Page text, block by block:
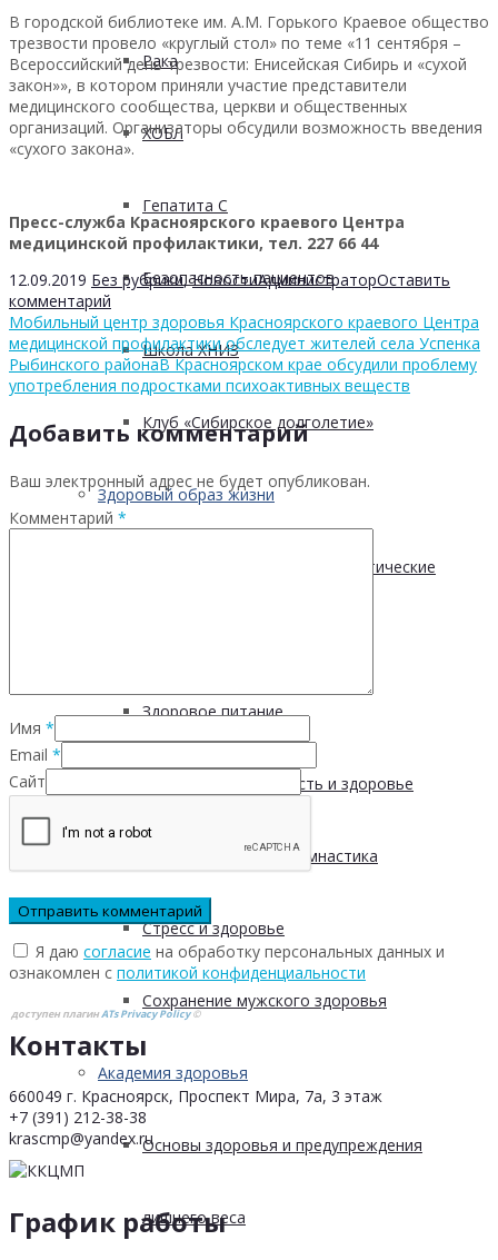
Рака
ХОБЛ
Гепатита С
Безопасность пациентов
Школа ХНИЗ
Клуб «Сибирское долголетие»
Здоровый образ жизни
Диспансеризация и профилактические
Здоровое питание
Физическая активность и здоровье
Производственная гимнастика
Стресс и здоровье
Сохранение мужского здоровья
Академия здоровья
Основы здоровья и предупреждения
лишнего веса
В городской библиотеке им. А.М. Горького Краевое общество
трезвости провело «круглый стол» по теме «11 сентября –
Всероссийский день трезвости: Енисейская Сибирь и «сухой
закон»», в котором приняли участие представители
медицинского сообщества, церкви и общественных
организаций. Организаторы обсудили возможность введения
«сухого закона».
Пресс-служба Красноярского краевого Центра
медицинской профилактики, тел. 227 66 44
12.09.2019 Без рубрики,НовостиАдминистраторОставить
комментарий
Мобильный центр здоровья Красноярского краевого Центра
медицинской профилактики обследует жителей села Успенка
Рыбинского районаВ Красноярском крае обсудили проблему
употребления подростками психоактивных веществ
Добавить комментарий
Ваш электронный адрес не будет опубликован.
Комментарий *
Имя *
Email *
Сайт
Я даю согласие на обработку персональных данных и
ознакомлен с политикой конфиденциальности
доступен плагинATs Privacy Policy©
Контакты
660049 г. Красноярск, Проспект Мира, 7а, 3 этаж
+7 (391) 212-38-38
krascmp@yandex.ru
График работы